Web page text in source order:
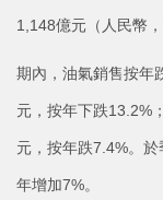
1,148億元（人民幣
期內，油氣銷售按年
元，按年下跌13.2%
元，按年跌7.4%。
年增加7%。